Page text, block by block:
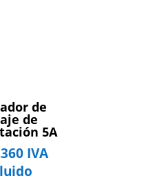
de
de
5A
IVA